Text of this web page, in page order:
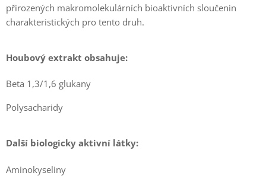
přirozených makromolekulárních bioaktivních sloučenin
charakteristických pro tento druh.
Houbový extrakt obsahuje:
Beta 1,3/1,6 glukany
Polysacharidy
Další biologicky aktivní látky:
Aminokyseliny